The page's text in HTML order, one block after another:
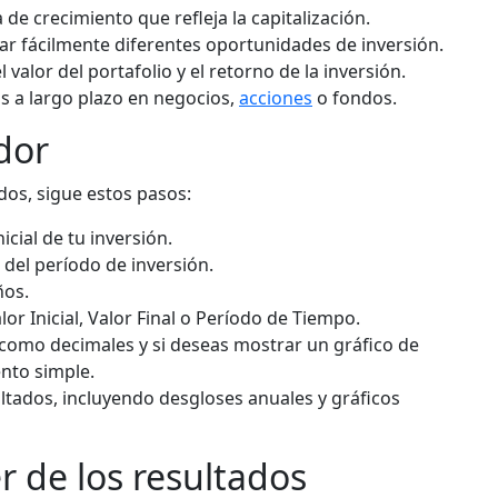
crecimiento que refleja la capitalización.
fácilmente diferentes oportunidades de inversión.
del portafolio y el retorno de la inversión.
a largo plazo en negocios, acciones o fondos.
sigue estos pasos:
de tu inversión.
período de inversión.
Inicial, Valor Final o Período de Tiempo.
decimales y si deseas mostrar un gráfico de
simple.
incluyendo desgloses anuales y gráficos
de los resultados